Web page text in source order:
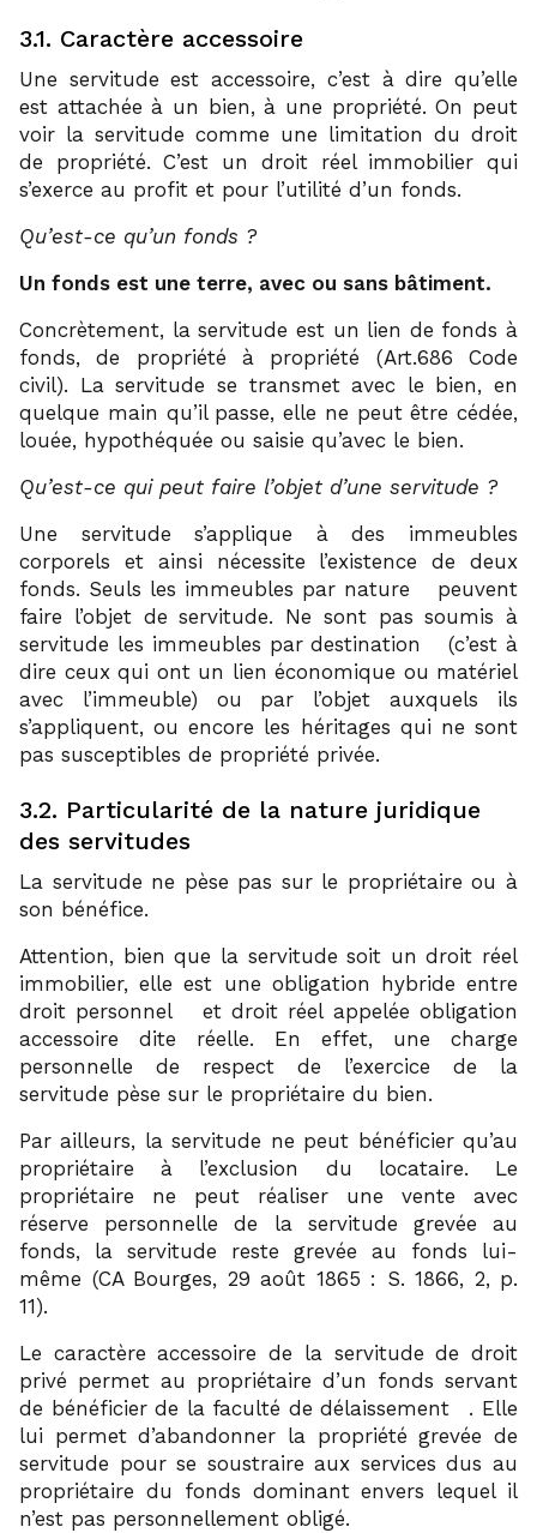
3.1. Caractère accessoire
Une servitude est accessoire, c’est à dire qu’elle
est attachée à un bien, à une propriété. On peut
voir la servitude comme une limitation du droit
de propriété. C’est un droit réel immobilier qui
s’exerce au profit et pour l’utilité d’un fonds.
Qu’est-ce qu’un fonds ?
Un fonds est une terre, avec ou sans bâtiment.
Concrètement, la servitude est un lien de fonds à
fonds, de propriété à propriété (Art.686 Code
civil). La servitude se transmet avec le bien, en
quelque main qu’il passe, elle ne peut être cédée,
louée, hypothéquée ou saisie qu’avec le bien.
Qu’est-ce qui peut faire l’objet d’une servitude ?
Une servitude s’applique à des immeubles
corporels et ainsi nécessite l’existence de deux
fonds. Seuls les immeubles par nature
peuvent
faire l’objet de servitude. Ne sont pas soumis à
servitude les immeubles par destination
(c’est à
dire ceux qui ont un lien économique ou matériel
avec l’immeuble) ou par l’objet auxquels ils
s’appliquent, ou encore les héritages qui ne sont
pas susceptibles de propriété privée.
3.2. Particularité de la nature juridique
des servitudes
La servitude ne pèse pas sur le propriétaire ou à
son bénéfice.
Attention, bien que la servitude soit un droit réel
immobilier, elle est une obligation hybride entre
droit personnel
et droit réel appelée obligation
accessoire dite réelle. En effet, une charge
personnelle de respect de l’exercice de la
servitude pèse sur le propriétaire du bien.
Par ailleurs, la servitude ne peut bénéficier qu’au
propriétaire à l’exclusion du locataire. Le
propriétaire ne peut réaliser une vente avec
réserve personnelle de la servitude grevée au
fonds, la servitude reste grevée au fonds lui-
même (CA Bourges, 29 août 1865 : S. 1866, 2, p.
11).
Le caractère accessoire de la servitude de droit
privé permet au propriétaire d’un fonds servant
de bénéficier de la faculté de délaissement
. Elle
lui permet d’abandonner la propriété grevée de
servitude pour se soustraire aux services dus au
propriétaire du fonds dominant envers lequel il
n’est pas personnellement obligé.